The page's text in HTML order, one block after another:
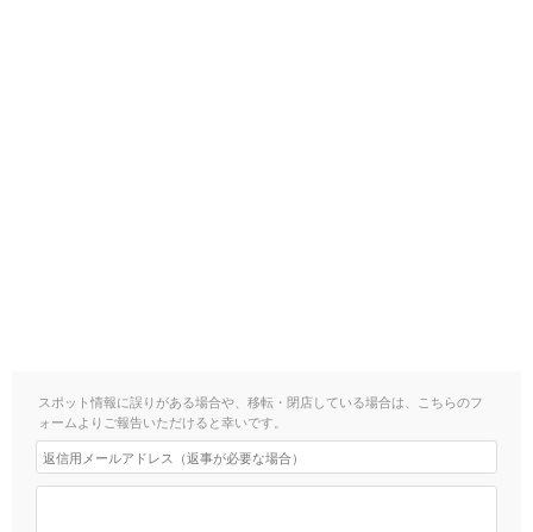
スポット情報に誤りがある場合や、移転・閉店している場合は、こちらのフ
ォームよりご報告いただけると幸いです。